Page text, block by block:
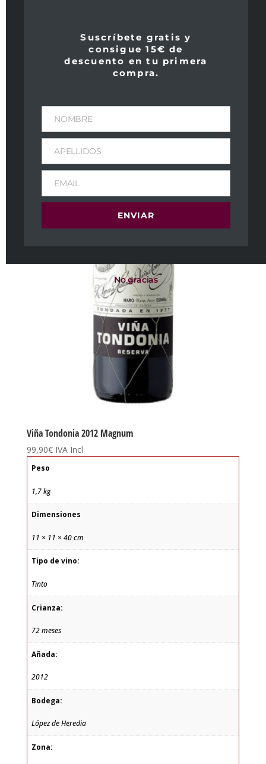
Viña Tondonia 2012 Magnum
99,90€ IVA Incl
Peso
1,7 kg
Dimensiones
11 × 11 × 40 cm
Tipo de vino:
Tinto
Crianza:
72 meses
Añada:
2012
Bodega:
López de Heredia
Zona:
Suscríbete gratis y
consigue 15€ de
descuento en tu primera
compra.
NOMBRE
APELLIDOS
EMAIL
ENVIAR
No gracias